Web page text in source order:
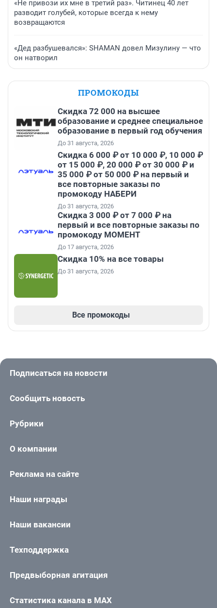
«Не привози их мне в третий раз». Читинец 40 лет
разводит голубей, которые всегда к нему
возвращаются
«Дед разбушевался»: SHAMAN довел Мизулину — что
он натворил
ПРОМОКОДЫ
Скидка 72 000 на высшее
образование и среднее специальное
образование в первый год обучения
До 31 августа, 2026
Скидка 6 000 ₽ от 10 000 ₽, 10 000 ₽
от 15 000 ₽, 20 000 ₽ от 30 000 ₽ и
35 000 ₽ от 50 000 ₽ на первый и
все повторные заказы по
промокоду НАБЕРИ
До 31 августа, 2026
Скидка 3 000 ₽ от 7 000 ₽ на
первый и все повторные заказы по
промокоду МОМЕНТ
До 17 августа, 2026
Скидка 10% на все товары
До 31 августа, 2026
Все промокоды
Подписаться на новости
Сообщить новость
Рубрики
О компании
Реклама на сайте
Наши награды
Наши вакансии
Техподдержка
Предвыборная агитация
Статистика канала в MAX